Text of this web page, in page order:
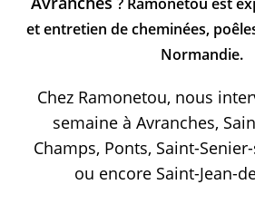
et entretien de cheminées,
Normandie.
Chez Ramonetou, nous
semaine à Avranches,
Champs, Ponts, Saint-
ou encore Saint-Jean-